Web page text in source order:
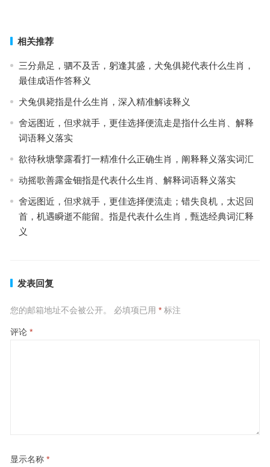
相关推荐
三分鼎足，驷不及舌，躬逢其盛，犬兔俱毙代表什么生肖，
最佳成语作答释义
犬兔俱毙指是什么生肖，深入精准解读释义
舍远图近，但求就手，更佳选择便流走是指什么生肖、解释
词语释义落实
欲待秋塘擎露看打一精准什么正确生肖，阐释释义落实词汇
动摇歌善露金钿指是代表什么生肖、解释词语释义落实
舍远图近，但求就手，更佳选择便流走；错失良机，太迟回
首，机遇瞬逝不能留。指是代表什么生肖，甄选经典词汇释
义
发表回复
您的邮箱地址不会被公开。 必填项已用 *标注
评论 *
显示名称 *